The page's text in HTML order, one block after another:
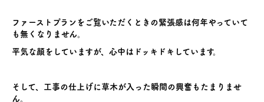
ファーストプランをご覧いただくときの緊張感は何年やっていて
も無くなりません。
平気な顔をしていますが、心中はドッキドキしています。
そして、工事の仕上げに草木が入った瞬間の興奮もたまりませ
ん。